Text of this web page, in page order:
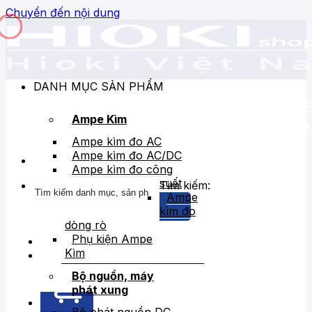
Chuyển đến nội dung
Tìm kiếm:
DANH MỤC SẢN PHẨM
Ampe Kìm
Ampe kìm đo AC
Ampe kìm đo AC/DC
Ampe kìm đo công
suất
Ampe
kìm đo
dòng rò
Phụ kiện Ampe
Kìm
Bộ nguồn, máy
phát xung